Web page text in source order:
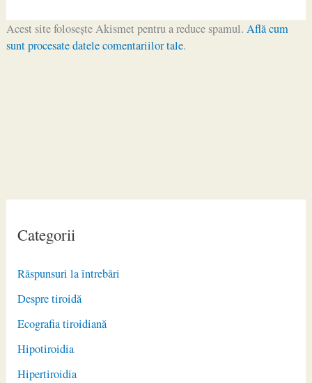
Categorii
Răspunsuri la întrebări
Despre tiroidă
Ecografia tiroidiană
Hipotiroidia
Hipertiroidia
Acest site folosește Akismet pentru a reduce spamul. Află cum
sunt procesate datele comentariilor tale.